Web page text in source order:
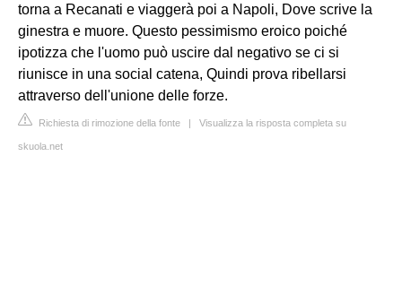
torna a Recanati e viaggerà poi a Napoli, Dove scrive la
ginestra e muore. Questo pessimismo eroico poiché
ipotizza che l'uomo può uscire dal negativo se ci si
riunisce in una social catena, Quindi prova ribellarsi
attraverso dell'unione delle forze.
Richiesta di rimozione della fonte | Visualizza la risposta completa su
skuola.net